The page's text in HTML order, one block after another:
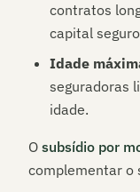
contratos
capital
Idade
seguradoras
idade.
O subsídio por
complementar o